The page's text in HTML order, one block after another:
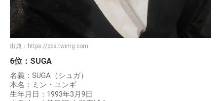
出典： https://pbs.twimg.com
6位：SUGA
名義：SUGA（シュガ）
本名：ミン・ユンギ
生年月日：1993年3月9日